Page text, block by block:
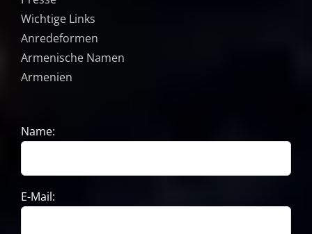
Wichtige Links
Anredeformen
Armenische Namen
Armenien
Name:
E-Mail: